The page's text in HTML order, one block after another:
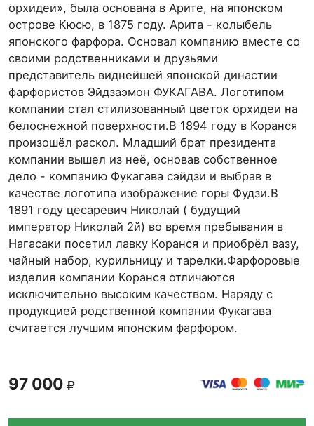
орхидеи», была основана в Арите, на японском
острове Кюсю, в 1875 году. Арита - колыбель
японского фарфора. Основал компанию вместе со
своими родственниками и друзьями
представитель виднейшей японской династии
фарфористов Эйдзаэмон ФУКАГАВА. Логотипом
компании стал стилизованный цветок орхидеи на
белоснежной поверхности.В 1894 году в Коранся
произошёл раскол. Младший брат президента
компании вышел из неё, основав собственное
дело - компанию Фукагава сэйдзи и выбрав в
качестве логотипа изображение горы Фудзи.В
1891 году цесаревич Николай ( будущий
император Николай 2й) во время пребывания в
Нагасаки посетил лавку Коранся и приобрёл вазу,
чайный набор, курильницу и тарелки.Фарфоровые
изделия компании Коранся отличаются
исключительно высоким качеством. Наряду с
продукцией родственной компании Фукагава
считается лучшим японским фарфором.
97 000